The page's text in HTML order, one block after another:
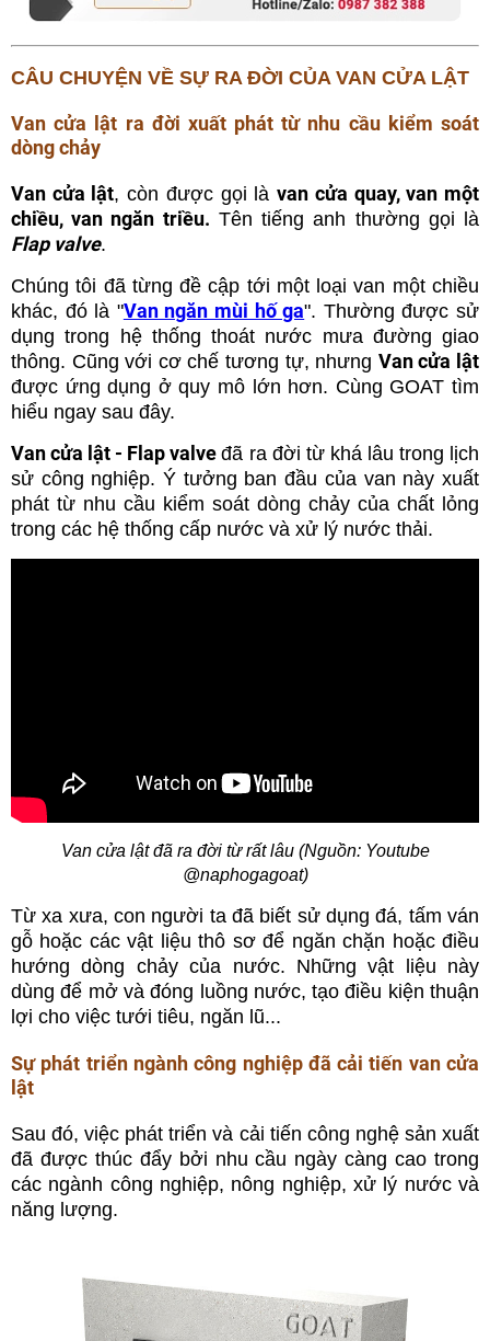
CÂU CHUYỆN VỀ SỰ RA ĐỜI CỦA VAN CỬA LẬT
Van cửa lật ra đời xuất phát từ nhu cầu kiểm soát
dòng chảy
Van cửa lật, còn được gọi làvan cửa quay, van một
chiều, van ngăn triều. Tên tiếng anh thường gọi là
Flap valve.
Chúng tôi đã từng đề cập tới một loại van một chiều
khác, đó là "Van ngăn mùi hố ga". Thường được sử
dụng trong hệ thống thoát nước mưa đường giao
thông. Cũng với cơ chế tương tự, nhưng Van cửa lật
được ứng dụng ở quy mô lớn hơn. Cùng GOAT tìm
hiểu ngay sau đây.
Van cửa lật - Flap valveđã ra đời từ khá lâu trong lịch
sử công nghiệp. Ý tưởng ban đầu của van này xuất
phát từ nhu cầu kiểm soát dòng chảy của chất lỏng
trong các hệ thống cấp nước và xử lý nước thải.
Van cửa lật đã ra đời từ rất lâu (Nguồn: Youtube
@naphogagoat)
Từ xa xưa, con người ta đã biết sử dụng đá, tấm ván
gỗ hoặc các vật liệu thô sơ để ngăn chặn hoặc điều
hướng dòng chảy của nước. Những vật liệu này
dùng để mở và đóng luồng nước, tạo điều kiện thuận
lợi cho việc tưới tiêu, ngăn lũ...
Sự phát triển ngành công nghiệp đã cải tiến van cửa
lật
Sau đó, việc phát triển và cải tiến công nghệ sản xuất
đã được thúc đẩy bởi nhu cầu ngày càng cao trong
các ngành công nghiệp, nông nghiệp, xử lý nước và
năng lượng.